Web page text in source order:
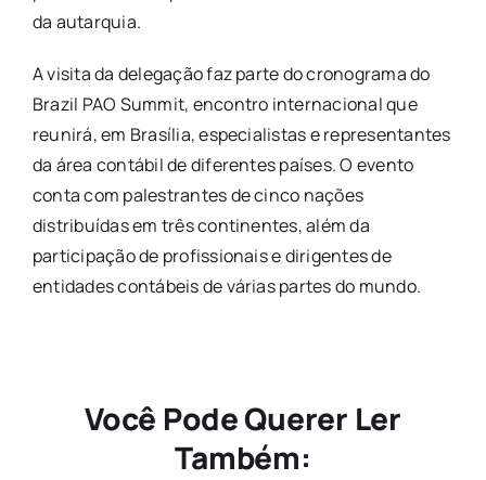
da autarquia.
A visita da delegação faz parte do cronograma do
Brazil PAO Summit, encontro internacional que
reunirá, em Brasília, especialistas e representantes
da área contábil de diferentes países. O evento
conta com palestrantes de cinco nações
distribuídas em três continentes, além da
participação de profissionais e dirigentes de
entidades contábeis de várias partes do mundo.
Você Pode Querer Ler
Também: